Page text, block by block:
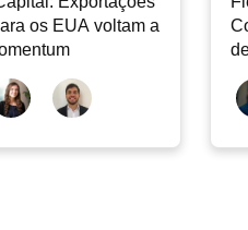
os EUA voltam a